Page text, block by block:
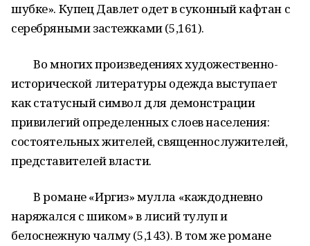
шубке». Купец Давлет одет в суконный кафтан с
серебряными застежками (5,161).
Во многих произведениях художественно-
исторической литературы одежда выступает
как статусный символ для демонстрации
привилегий определенных слоев населения:
состоятельных жителей, священнослужителей,
представителей власти.
В романе «Иргиз» мулла «каждодневно
наряжался с шиком» в лисий тулуп и
белоснежную чалму (5,143). В том же романе